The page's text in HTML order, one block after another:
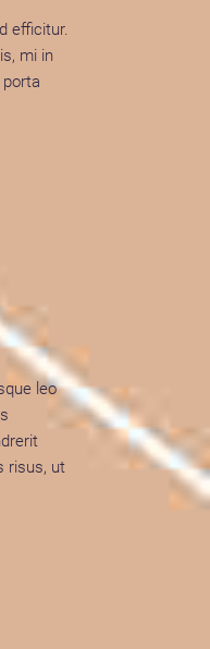
efficitur.
mi in
leo
risus, ut